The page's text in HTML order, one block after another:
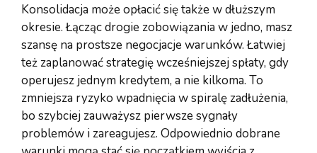
Konsolidacja może opłacić się także w dłuższym
okresie. Łącząc drogie zobowiązania w jedno, masz
szansę na prostsze negocjacje warunków. Łatwiej
też zaplanować strategię wcześniejszej spłaty, gdy
operujesz jednym kredytem, a nie kilkoma. To
zmniejsza ryzyko wpadnięcia w spiralę zadłużenia,
bo szybciej zauważysz pierwsze sygnały
problemów i zareagujesz. Odpowiednio dobrane